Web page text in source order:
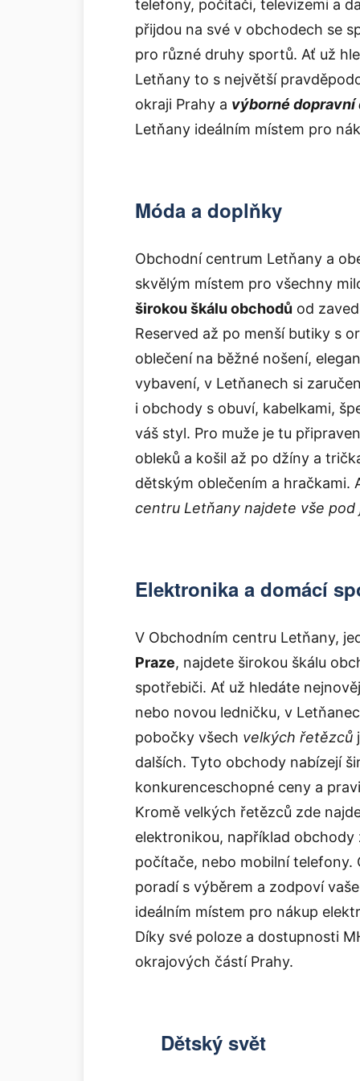
telefony, počítači, televizemi a
přijdou na své v obchodech se
pro různé druhy sportů. Ať už
Letňany to s největší
okraji Prahy a výborné
Letňany ideálním místem pro
Móda a doplňky
Obchodní centrum Letňany a
skvělým místem pro všechny
širokou škálu obchodů od
Reserved až po menší butiky s
oblečení na běžné nošení,
vybavení, v Letňanech si
i obchody s obuví, kabelkami,
váš styl. Pro muže je tu
obleků a košil až po džíny a
dětským oblečením a hračkami.
centru Letňany najdete vše pod
Elektronika a domácí
V Obchodním centru Letňany,
Praze, najdete širokou škálu
spotřebiči. Ať už hledáte
nebo novou ledničku, v
pobočky všech velkých řetězců
dalších. Tyto obchody nabízejí
konkurenceschopné ceny a
Kromě velkých řetězců zde
elektronikou, například
počítače, nebo mobilní
poradí s výběrem a zodpoví
ideálním místem pro nákup
Díky své poloze a dostupnosti
okrajových částí Prahy.
Dětský svět